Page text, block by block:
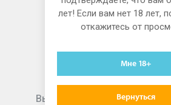
Выгодные предложения
лет! Если вам нет 18 лет,
откажитесь от
Мне 18+
Вернуться